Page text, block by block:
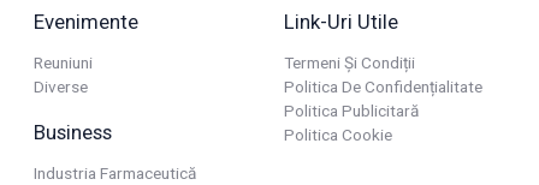
Evenimente
Reuniuni
Diverse
Business
Industria Farmaceutică
Link-Uri Utile
Termeni Și Condiții
Politica De Confidențialitate
Politica Publicitară
Politica Cookie